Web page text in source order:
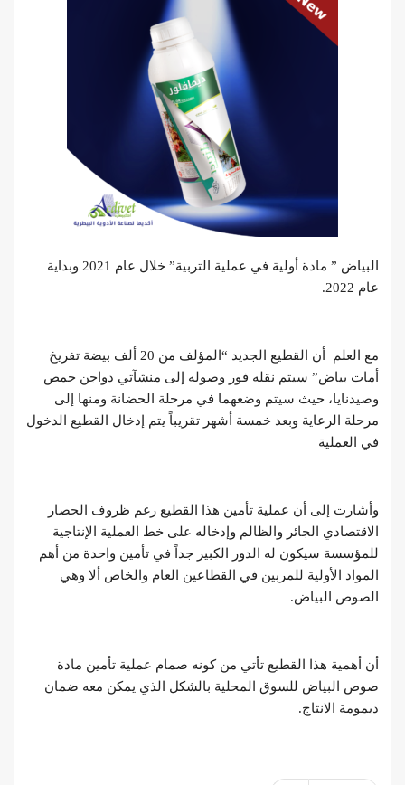
البياض ” مادة أولية في عملية التربية” خلال عام 2021 وبداية
عام 2022.
مع العلم أن القطيع الجديد “المؤلف من 20 ألف بيضة تفريخ
أمات بياض” سيتم نقله فور وصوله إلى منشآتي دواجن حمص
وصيدنايا، حيث سيتم وضعهما في مرحلة الحضانة ومنها إلى
مرحلة الرعاية وبعد خمسة أشهر تقريباً يتم إدخال القطيع الدخول
في العملية
وأشارت إلى أ ن عملية تأمين هذا القطيع رغم ظروف الحصار
الاقتصادي الجائر والظالم وإدخاله على خط العملية الإنتاجية
للمؤسسة سيكون له الدور الكبير جداً في تأمين واحدة من أهم
المواد الأولية للمربين في القطاعين العام والخاص ألا وهي
الصوص البياض.
أن أهمية هذا القطيع تأتي من كونه صمام عملية تأمين مادة
صوص البياض للسوق المحلية بالشكل الذي يمكن معه ضمان
ديمومة الانتاج.